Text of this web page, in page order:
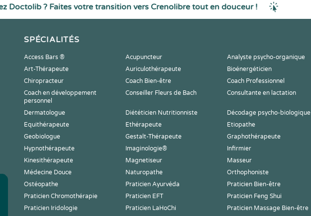
Doctolib ? Faites votre transition vers Crenolibre tout en douceur !
SPÉCIALITÉS
Access Bars ® Acupuncteur Analyste psycho-organique
Art-Thérapeute
Auriculothérapeute Bioénergéticien
Chiropracteur
Coach Bien-être Coach Professionnel
Coach en développement
personnel
Conseiller Fleurs de Bach Consultante en lactation
Dermatologue Diététicien Nutritionniste Décodage psycho-biologique
Equithérapeute
Ethérapeute Etiopathe
Geobiologue
Gestalt-Thérapeute Graphothérapeute
Hypnothérapeute
Imaginologie® Infirmier
Kinesithérapeute
Magnetiseur Masseur
Médecine Douce
Naturopathe Orthophoniste
Ostéopathe
Praticien Ayurvéda Praticien Bien-être
Praticien Chromothérapie
Praticien EFT Praticien Feng Shui
Praticien Iridologie
Praticien LaHoChi Praticien Massage Bien-être